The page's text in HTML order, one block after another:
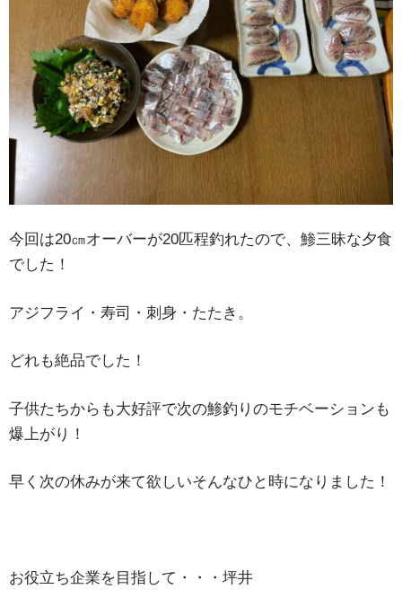
今回は20㎝オーバーが20匹程釣れたので、鯵三昧な夕食
でした！
アジフライ・寿司・刺身・たたき。
どれも絶品でした！
子供たちからも大好評で次の鯵釣りのモチベーションも
爆上がり！
早く次の休みが来て欲しいそんなひと時になりました！
お役立ち企業を目指して・・・坪井